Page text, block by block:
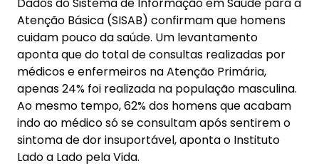
Atenção Básica (SISAB) confirmam que homens
cuidam pouco da saúde. Um levantamento
aponta que do total de consultas realizadas por
médicos e enfermeiros na Atenção Primária,
apenas 24% foi realizada na população masculina.
Ao mesmo tempo, 62% dos homens que acabam
indo ao médico só se consultam após sentirem o
sintoma de dor insuportável, aponta o Instituto
Lado a Lado pela Vida.